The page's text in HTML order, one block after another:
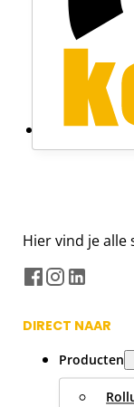
Hier vind je
DIRECT NAAR
Producten